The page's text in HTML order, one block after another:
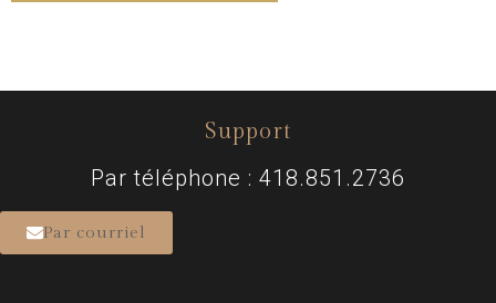
Support
Par téléphone : 418.851.2736
Par courriel